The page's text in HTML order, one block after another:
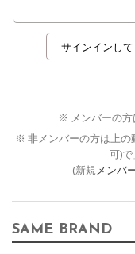
※ メンバーの方
※ 非メンバーの方は上の
可)で
(新規メンバ
SAME BRAND